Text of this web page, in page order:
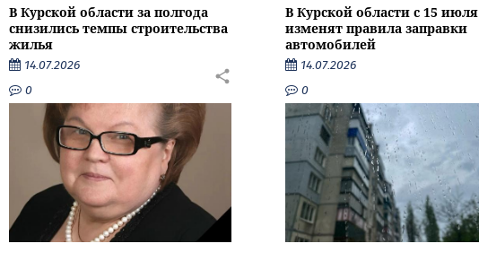
В Курской области за полгода
снизились темпы строительства
жилья
14.07.2026
0
В Курской области с 15 июля
изменят правила заправки
автомобилей
14.07.2026
0